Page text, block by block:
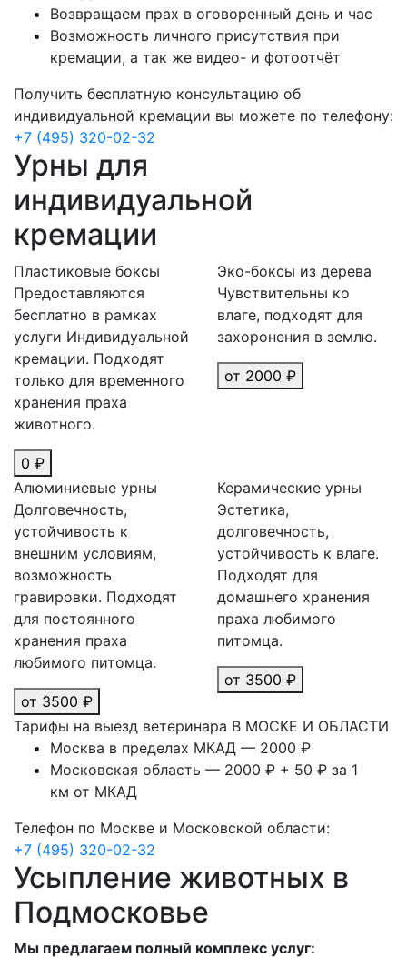
Возвращаем прах в оговоренный день и час
Возможность личного присутствия при
кремации, а так же видео- и фотоотчёт
Получить бесплатную консультацию об
индивидуальной кремации вы можете по телефону:
+7 (495) 320-02-32
Урны для
индивидуальной
кремации
Пластиковые боксы
Предоставляются
бесплатно в рамках
услуги Индивидуальной
кремации. Подходят
только для временного
хранения праха
животного.
0 ₽
Эко-боксы из дерева
Чувствительны ко
влаге, подходят для
захоронения в землю.
от 2000 ₽
Алюминиевые урны
Долговечность,
устойчивость к
внешним условиям,
возможность
гравировки. Подходят
для постоянного
хранения праха
любимого питомца.
от 3500 ₽
Керамические урны
Эстетика,
долговечность,
устойчивость к влаге.
Подходят для
домашнего хранения
праха любимого
питомца.
от 3500 ₽
Тарифы на выезд ветеринара В МОСКЕ И ОБЛАСТИ
Москва в пределах МКАД — 2000 ₽
Московская область — 2000 ₽ + 50 ₽ за 1
км от МКАД
Телефон по Москве и Московской области:
+7 (495) 320-02-32
Усыпление животных в
Подмосковье
Мы предлагаем полный комплекс услуг: